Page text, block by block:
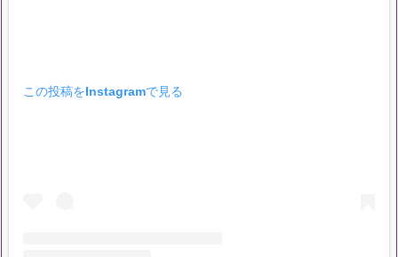
この投稿をInstagramで見る